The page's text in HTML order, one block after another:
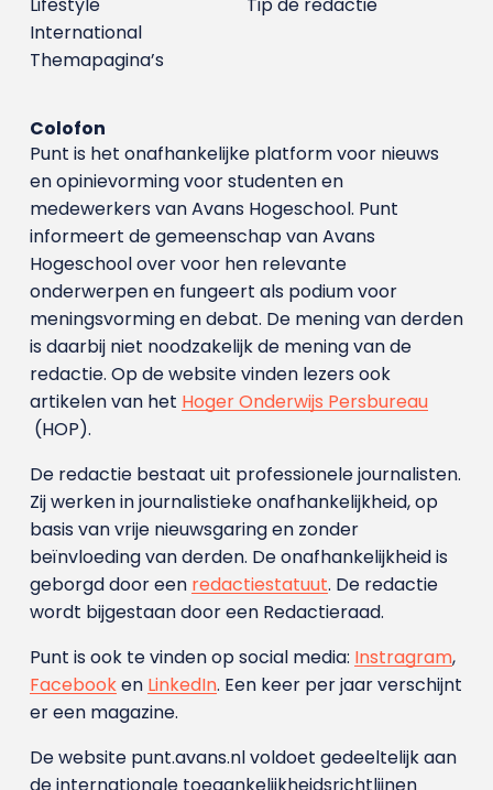
International
Themapagina’s
Colofon
Punt is het onafhankelijke platform voor nieuws
en opinievorming voor studenten en
medewerkers van Avans Hoge­school. Punt
informeert de gemeenschap van Avans
Hogeschool over voor hen relevante
onderwerpen en fungeert als podium voor
meningsvorming en debat. De mening van derden
is daarbij niet noodzakelijk de mening van de
redactie. Op de website vinden lezers ook
artikelen van het Hoger Onderwijs Persbureau
(HOP).
De redactie bestaat uit professionele journalisten.
Zij werken in journalistieke onafhankelijkheid, op
basis van vrije nieuwsgaring en zonder
beïnvloeding van derden. De onafhankelijkheid is
geborgd door een redactiestatuut. De redactie
wordt bijgestaan door een Redactieraad.
Punt is ook te vinden op social media: Instragram,
Facebooken LinkedIn. Een keer per jaar verschijnt
er een magazine.
De website punt.avans.nl voldoet gedeeltelijk aan